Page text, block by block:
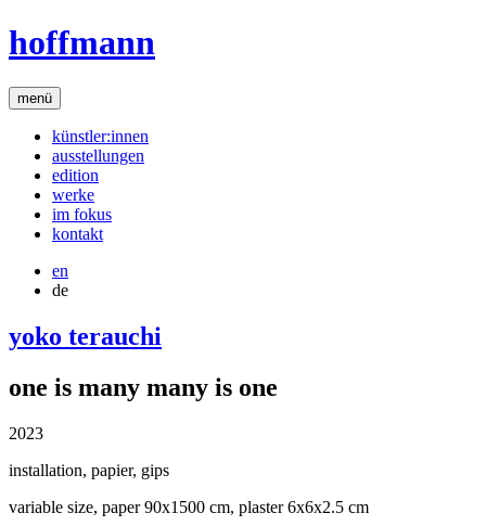
hoffmann
menü
künstler:innen
ausstellungen
edition
werke
im fokus
kontakt
en
de
yoko terauchi
one is many many is one
2023
installation, papier, gips
variable size, paper 90x1500 cm, plaster 6x6x2.5 cm